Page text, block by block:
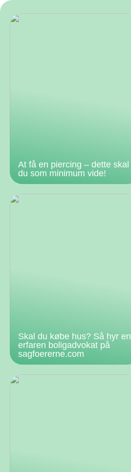
At få en piercing – dette skal
du som minimum vide!
Skal du købe hus? Så hyr en
erfaren boligadvokat på
sagfoererne.com